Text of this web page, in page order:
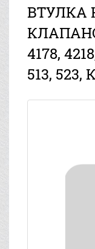
ВТУЛКА
4178,
513,